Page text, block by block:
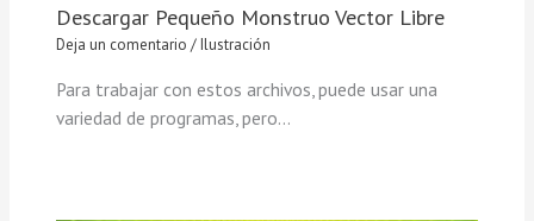
Descargar Pequeño Monstruo Vector Libre
Deja un comentario /Ilustración
Para trabajar con estos archivos, puede usar una
variedad de programas, pero…